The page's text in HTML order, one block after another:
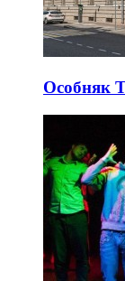
Особняк